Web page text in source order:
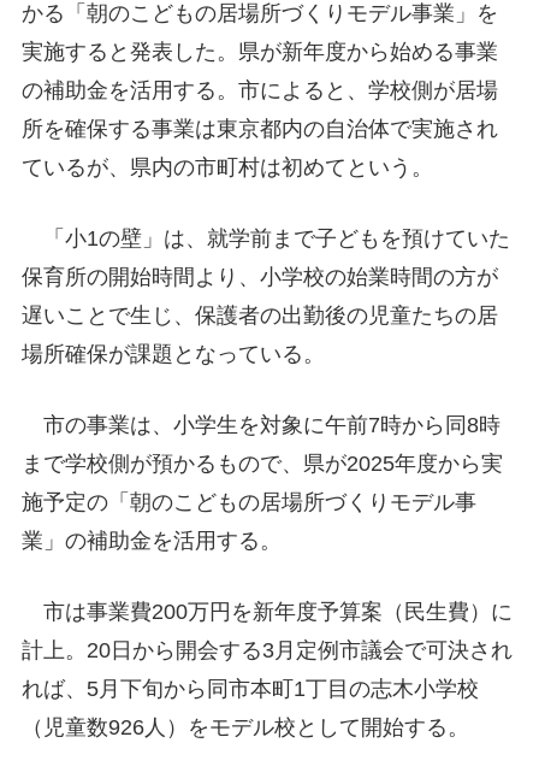
かる「朝のこどもの居場所づくりモデル事業」を
実施すると発表した。県が新年度から始める事業
の補助金を活用する。市によると、学校側が居場
所を確保する事業は東京都内の自治体で実施され
ているが、県内の市町村は初めてという。
「小1の壁」は、就学前まで子どもを預けていた
保育所の開始時間より、小学校の始業時間の方が
遅いことで生じ、保護者の出勤後の児童たちの居
場所確保が課題となっている。
市の事業は、小学生を対象に午前7時から同8時
まで学校側が預かるもので、県が2025年度から実
施予定の「朝のこどもの居場所づくりモデル事
業」の補助金を活用する。
市は事業費200万円を新年度予算案（民生費）に
計上。20日から開会する3月定例市議会で可決され
れば、5月下旬から同市本町1丁目の志木小学校
（児童数926人）をモデル校として開始する。